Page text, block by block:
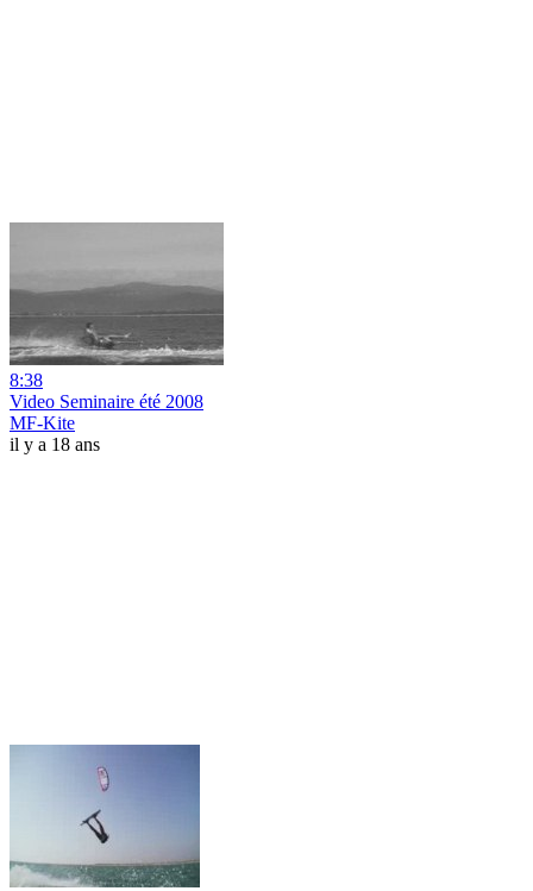
8:38
Video Seminaire été 2008
MF-Kite
il y a 18 ans